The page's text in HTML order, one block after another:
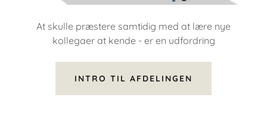
At skulle præstere samtidig med at lære nye
kollegaer at kende - er en udfordring
INTRO TIL AFDELINGEN